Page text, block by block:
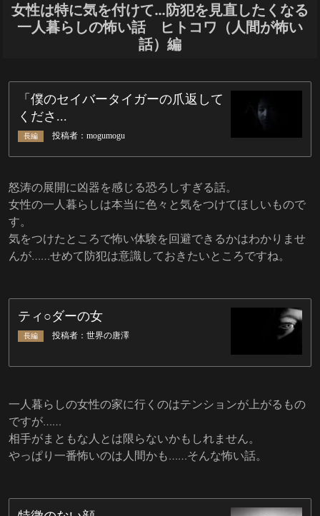
女性は特に気を付けて…防犯を見直したくなる
一人暮らしの怖い話 ヒトコワ（人間が怖い
話）編
怒涛の展開に凶器を感じる恐ろしすぎる話。
女性の一人暮らしは本当に色々と気をつけてほしいもので
す。
気をつけたところで怖い体験を回避できるかはわかりませ
んが……せめて防犯は意識しておきたいところですね。
一人暮らしの女性の家に行くのはテンションが上がるもの
ですが……
相手がまともな人とは限らないかもしれません。
やっぱり一番怖いのは人間かも……そんな怖い話。